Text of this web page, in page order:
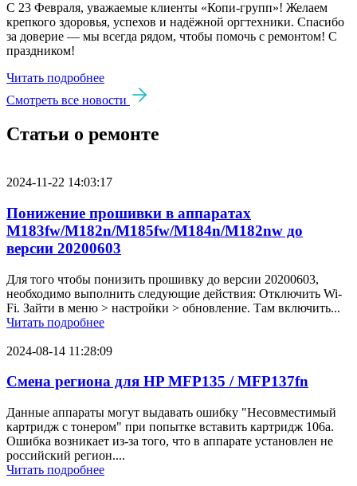
С 23 Февраля, уважаемые клиенты «Копи‑групп»! Желаем
крепкого здоровья, успехов и надёжной оргтехники. Спасибо
за доверие — мы всегда рядом, чтобы помочь с ремонтом! С
праздником!
Читать подробнее
Смотреть все новости
Статьи о ремонте
2024-11-22 14:03:17
Понижение прошивки в аппаратах
M183fw/M182n/M185fw/M184n/M182nw до
версии 20200603
Для того чтобы понизить прошивку до версии 20200603,
необходимо выполнить следующие действия: Отключить Wi-
Fi. Зайти в меню > настройки > обновление. Там включить...
Читать подробнее
2024-08-14 11:28:09
Смена региона для HP MFP135 / MFP137fn
Данные аппараты могут выдавать ошибку "Несовместимый
картридж с тонером" при попытке вставить картридж 106a.
Ошибка возникает из-за того, что в аппарате установлен не
российский регион....
Читать подробнее